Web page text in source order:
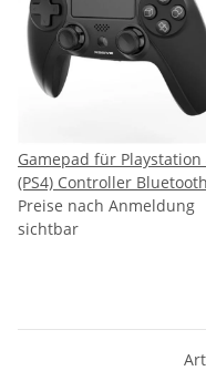
Gamepad für Playstation
(PS4) Controller Bluetooth
Touch Panel Dual
Joystick Shock kompatibel
Preise nach Anmeldung
sichtbar